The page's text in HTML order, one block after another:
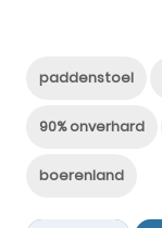
paddenstoel
90% onverhard
boerenland